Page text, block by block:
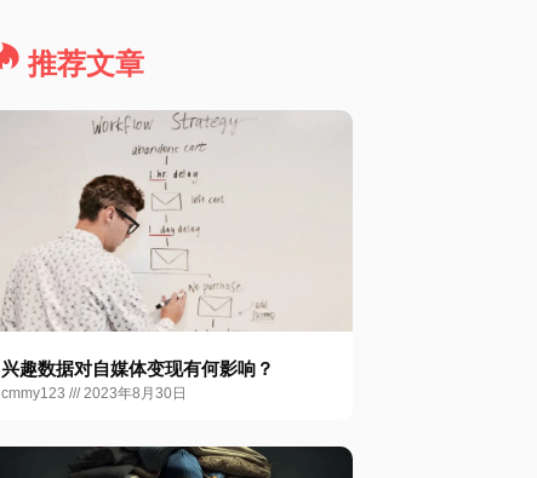
推荐文章
兴趣数据对自媒体变现有何影响？
cmmy123 2023年8月30日